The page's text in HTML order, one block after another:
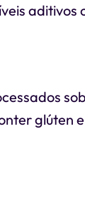
aditivos
glúten